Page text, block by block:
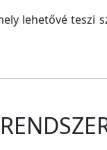
lehetővé teszi